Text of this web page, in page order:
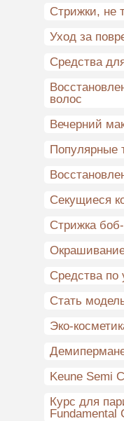
Стрижки, не
Уход за
Cредства
волос
Вечерний
Популярные
Секущиеся
Стрижка
Средства по
Стать
Эко-
Keune Semi
Курс для
Fundamental